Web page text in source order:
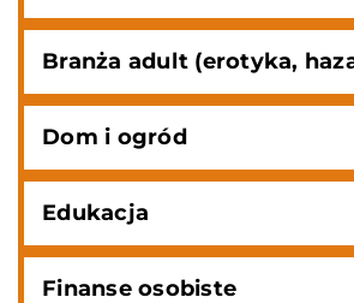
Branża adult (erotyka,
Dom i ogród
Edukacja
Finanse osobiste